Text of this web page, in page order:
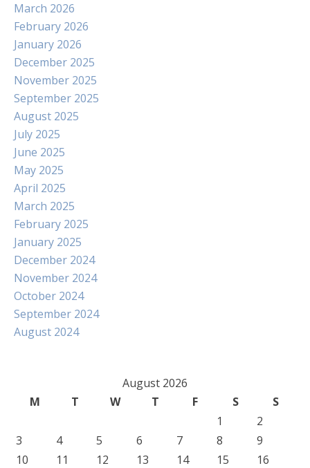
March 2026
February 2026
January 2026
December 2025
November 2025
September 2025
August 2025
July 2025
June 2025
May 2025
April 2025
March 2025
February 2025
January 2025
December 2024
November 2024
October 2024
September 2024
August 2024
August 2026
M
T W T F S
S
1
2
3
4 5 6 7 8
9
10
11 12 13 14 15
16